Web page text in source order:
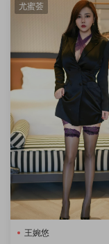
尤蜜荟
王婉悠